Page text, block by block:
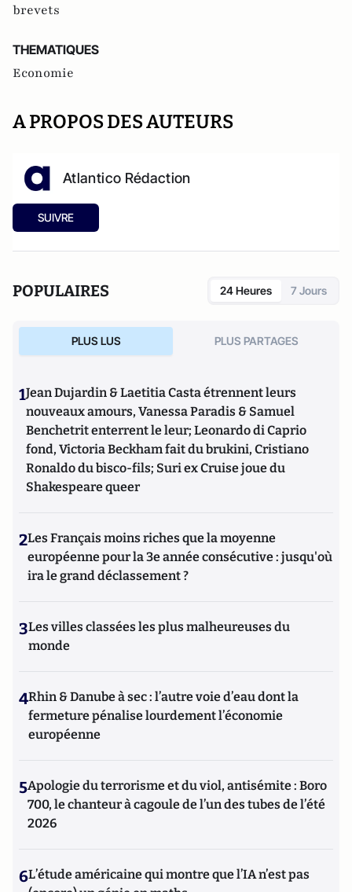
brevets
THEMATIQUES
Economie
A PROPOS DES AUTEURS
Atlantico Rédaction
SUIVRE
POPULAIRES 24 Heures 7 Jours
PLUS LUS PLUS PARTAGES
1Jean Dujardin & Laetitia Casta étrennent leurs
nouveaux amours, Vanessa Paradis & Samuel
Benchetrit enterrent le leur; Leonardo di Caprio
fond, Victoria Beckham fait du brukini, Cristiano
Ronaldo du bisco-fils; Suri ex Cruise joue du
Shakespeare queer
2Les Français moins riches que la moyenne
européenne pour la 3e année consécutive : jusqu'où
ira le grand déclassement ?
3Les villes classées les plus malheureuses du
monde
4Rhin & Danube à sec : l’autre voie d’eau dont la
fermeture pénalise lourdement l’économie
européenne
5Apologie du terrorisme et du viol, antisémite : Boro
700, le chanteur à cagoule de l’un des tubes de l’été
2026
6L’étude américaine qui montre que l’IA n’est pas